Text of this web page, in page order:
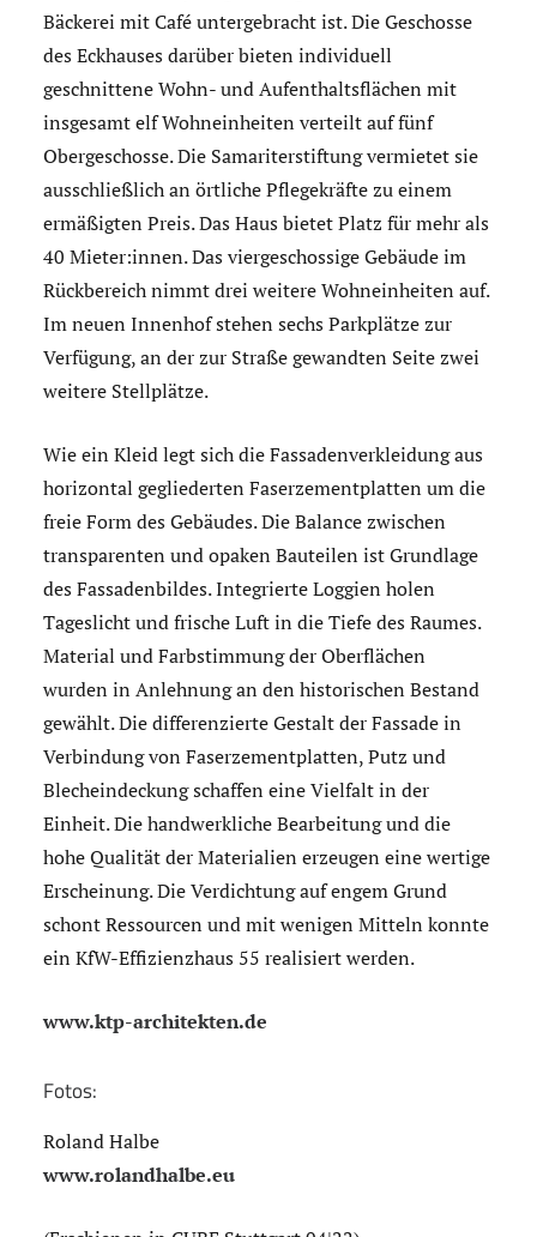
Bäckerei mit Café untergebracht ist. Die Geschosse
des Eckhauses darüber bieten individuell
geschnittene Wohn- und Aufenthaltsflächen mit
insgesamt elf Wohneinheiten verteilt auf fünf
Obergeschosse. Die Samariterstiftung vermietet sie
ausschließlich an örtliche Pflegekräfte zu einem
ermäßigten Preis. Das Haus bietet Platz für mehr als
40 Mieter:innen. Das viergeschossige Gebäude im
Rückbereich nimmt drei weitere Wohneinheiten auf.
Im neuen Innenhof stehen sechs Parkplätze zur
Verfügung, an der zur Straße gewandten Seite zwei
weitere Stellplätze.
Wie ein Kleid legt sich die Fassadenverkleidung aus
horizontal gegliederten Faserzementplatten um die
freie Form des Gebäudes. Die Balance zwischen
transparenten und opaken Bauteilen ist Grundlage
des Fassadenbildes. Integrierte Loggien holen
Tageslicht und frische Luft in die Tiefe des Raumes.
Material und Farbstimmung der Oberflächen
wurden in Anlehnung an den historischen Bestand
gewählt. Die differenzierte Gestalt der Fassade in
Verbindung von Faserzementplatten, Putz und
Blecheindeckung schaffen eine Vielfalt in der
Einheit. Die handwerkliche Bearbeitung und die
hohe Qualität der Materialien erzeugen eine wertige
Erscheinung. Die Verdichtung auf engem Grund
schont Ressourcen und mit wenigen Mitteln konnte
ein KfW-Effizienzhaus 55 realisiert werden.
www.ktp-architekten.de
Fotos:
Roland Halbe
www.rolandhalbe.eu